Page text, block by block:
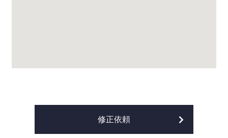
修正依頼